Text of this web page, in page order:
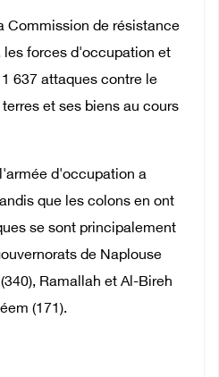
Commission de résistance
les forces d'occupation et
637 attaques contre le
et ses biens au cours
d'occupation a
que les colons en ont
se sont principalement
de Naplouse
Ramallah et Al-Bireh
(171).